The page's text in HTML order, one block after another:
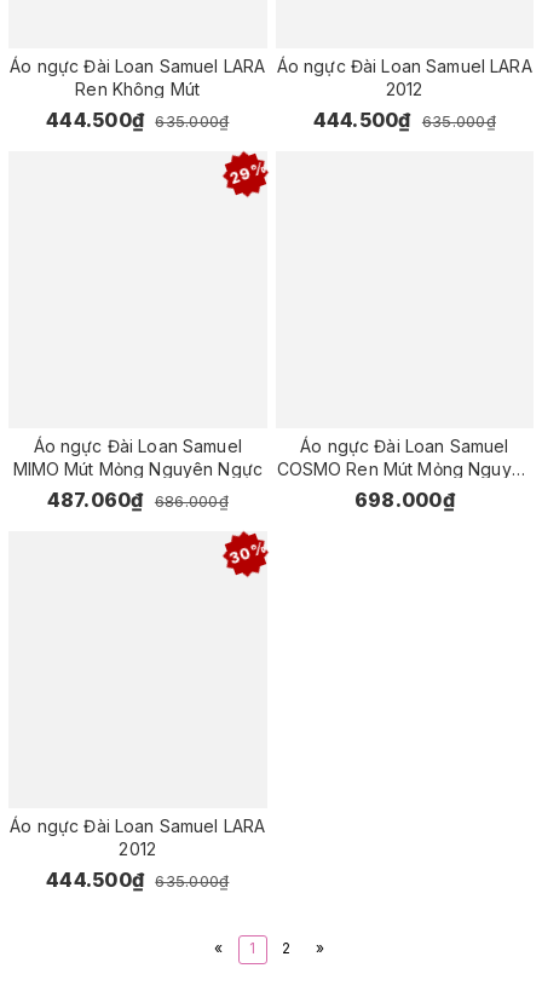
Áo ngực Đài Loan Samuel LARA
Ren Không Mút
444.500₫ 635.000₫
Áo ngực Đài Loan Samuel LARA
2012
444.500₫ 635.000₫
29%
Áo ngực Đài Loan Samuel
MIMO Mút Mỏng Nguyên Ngực
487.060₫ 686.000₫
Áo ngực Đài Loan Samuel
COSMO Ren Mút Mỏng Nguyên
Ngực
698.000₫
30%
Áo ngực Đài Loan Samuel LARA
2012
444.500₫ 635.000₫
« 1 2 »